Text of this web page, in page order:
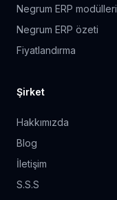
Negrum ERP modülleri
Negrum ERP özeti
Fiyatlandırma
Şirket
Hakkımızda
Blog
İletişim
S.S.S